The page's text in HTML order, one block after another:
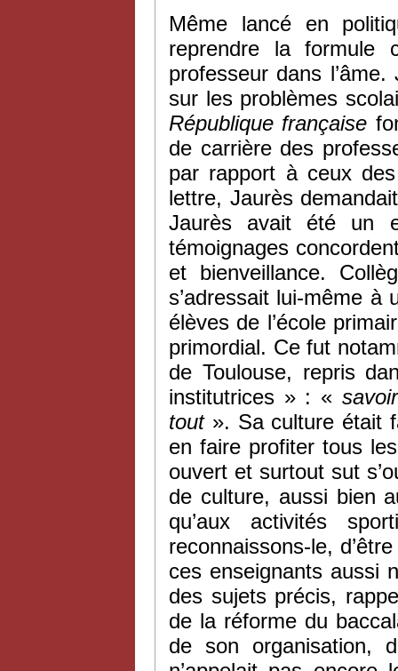
Même lancé en
reprendre la formule
professeur dans
sur les problèmes
République française
de carrière des
par rapport à ceux
lettre, Jaurès
Jaurès avait été un
témoignages
et bienveillance.
s’adressait lui-même
élèves de l’école
primordial. Ce fut
de Toulouse, repris
institutrices » : «
tout». Sa culture était
en faire profiter tous
ouvert et surtout sut
de culture, aussi bien
qu’aux activités
reconnaissons-le,
ces enseignants aussi
des sujets précis,
de la réforme du
de son organisation,